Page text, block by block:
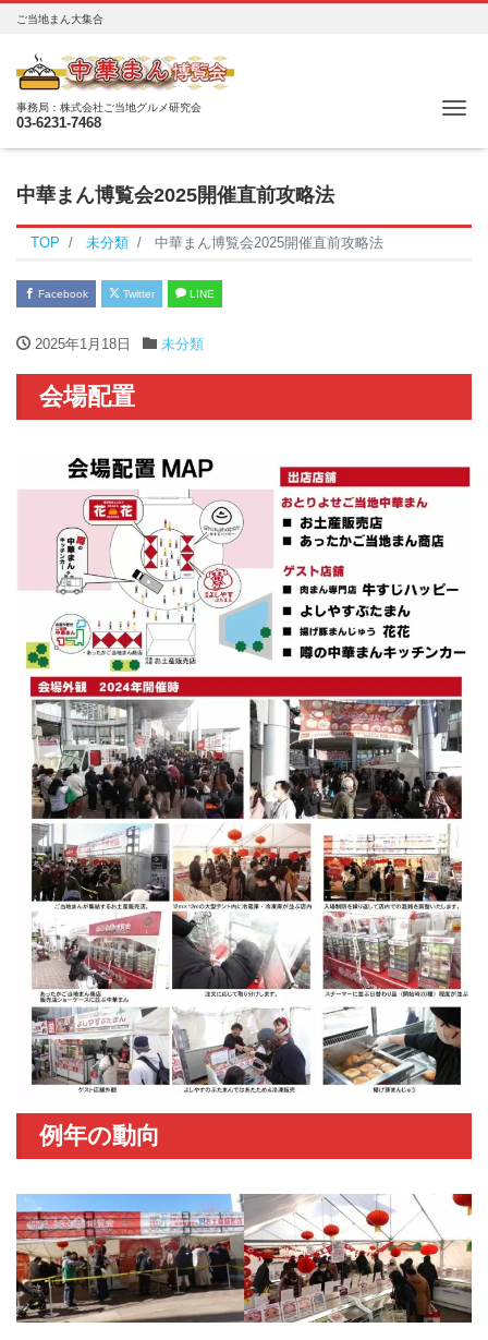
ご当地まん大集合
事務局：株式会社ご当地グルメ研究会
03-6231-7468
中華まん博覧会2025開催直前攻略法
TOP 未分類 中華まん博覧会2025開催直前攻略法
Facebook Twitter LINE
2025年1月18日 未分類
会場配置
例年の動向